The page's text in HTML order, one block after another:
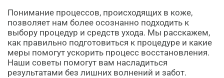
Понимание процессов, происходящих в коже,
позволяет нам более осознанно подходить к
выбору процедур и средств ухода. Мы расскажем,
как правильно подготовиться к процедуре и какие
меры помогут ускорить процесс восстановления.
Наши советы помогут вам насладиться
результатами без лишних волнений и забот.